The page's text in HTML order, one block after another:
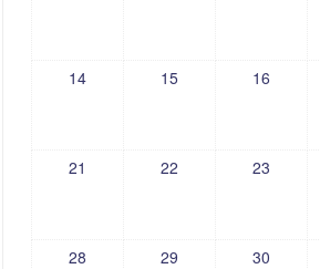
14 15 16
21 22 23
28 29 30